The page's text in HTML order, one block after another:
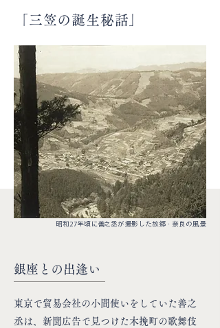
「三笠の誕生秘話」
昭和27年頃に善之丞が撮影した故郷・奈良の風景
銀座との出逢い
東京で貿易会社の小間使いをしていた善之
丞は、新聞広告で見つけた木挽町の歌舞伎